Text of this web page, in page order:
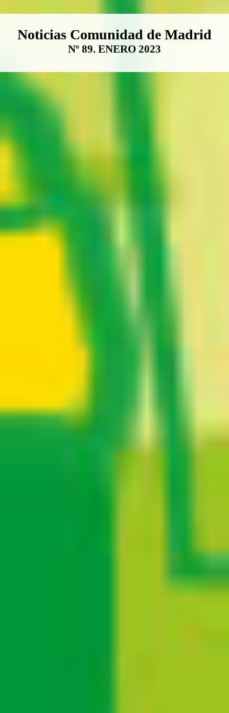
Boletín Noticias Comunidad de
Noticias Comunidad de Madrid
Nº 89. ENERO 2023